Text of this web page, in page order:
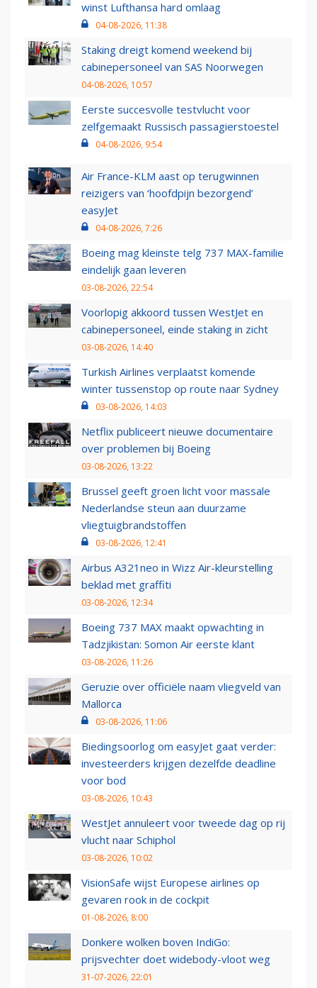
winst Lufthansa hard omlaag
04-08-2026, 11:38
Staking dreigt komend weekend bij
cabinepersoneel van SAS Noorwegen
04-08-2026, 10:57
Eerste succesvolle testvlucht voor
zelfgemaakt Russisch passagierstoestel
04-08-2026, 9:54
Air France-KLM aast op terugwinnen
reizigers van ‘hoofdpijn bezorgend’
easyJet
04-08-2026, 7:26
Boeing mag kleinste telg 737 MAX-familie
eindelijk gaan leveren
03-08-2026, 22:54
Voorlopig akkoord tussen WestJet en
cabinepersoneel, einde staking in zicht
03-08-2026, 14:40
Turkish Airlines verplaatst komende
winter tussenstop op route naar Sydney
03-08-2026, 14:03
Netflix publiceert nieuwe documentaire
over problemen bij Boeing
03-08-2026, 13:22
Brussel geeft groen licht voor massale
Nederlandse steun aan duurzame
vliegtuigbrandstoffen
03-08-2026, 12:41
Airbus A321neo in Wizz Air-kleurstelling
beklad met graffiti
03-08-2026, 12:34
Boeing 737 MAX maakt opwachting in
Tadzjikistan: Somon Air eerste klant
03-08-2026, 11:26
Geruzie over officiële naam vliegveld van
Mallorca
03-08-2026, 11:06
Biedingsoorlog om easyJet gaat verder:
investeerders krijgen dezelfde deadline
voor bod
03-08-2026, 10:43
WestJet annuleert voor tweede dag op rij
vlucht naar Schiphol
03-08-2026, 10:02
VisionSafe wijst Europese airlines op
gevaren rook in de cockpit
01-08-2026, 8:00
Donkere wolken boven IndiGo:
prijsvechter doet widebody-vloot weg
31-07-2026, 22:01